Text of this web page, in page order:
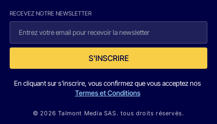
RECEVEZ NOTRE NEWSLETTER
S'INSCRIRE
En cliquant sur s'inscrire, vous confirmez que vous acceptez nos
Termes et Conditions
© 2026 Talmont Media SAS. tous droits réservés.